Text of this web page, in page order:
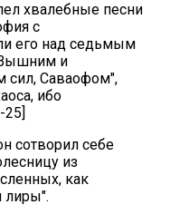
хвалебные песни
с
его над седьмым
и
сил, Саваофом",
ибо
сотворил себе
из
как
лиры".